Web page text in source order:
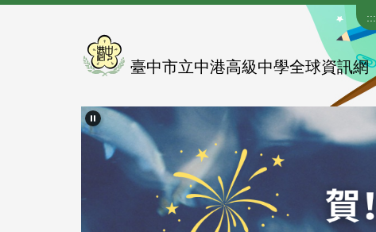
臺中市立中港高級中學全球資訊網
:::